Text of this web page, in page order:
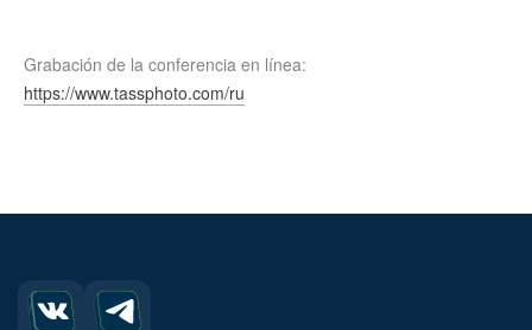
Grabación de la conferencia en línea:
https://www.tassphoto.com/ru